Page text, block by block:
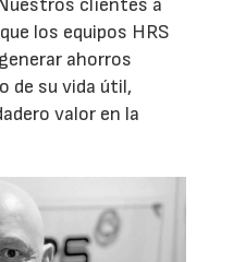
clientes a
los equipos HRS
ahorros
de su vida útil,
valor en la